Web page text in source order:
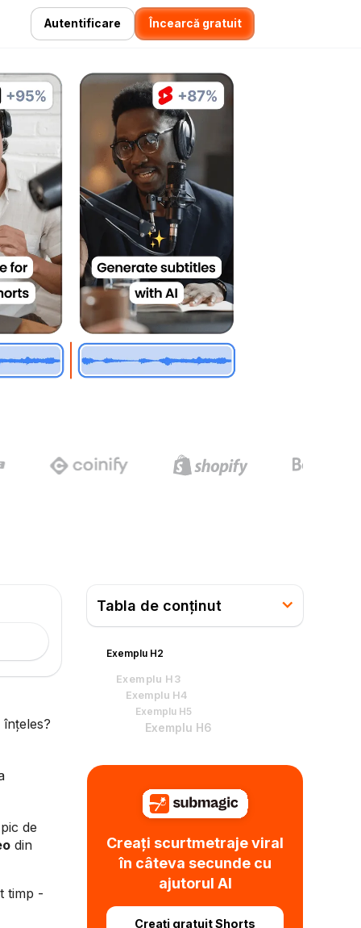
Autentificare Încearcă gratuit
de
din
timp -
Tabla de conținut
Exemplu H2
Exemplu H3
Exemplu H4
Exemplu H5
Exemplu H6
Creați scurtmetraje viral
în câteva secunde cu
ajutorul AI
Creați gratuit Shorts